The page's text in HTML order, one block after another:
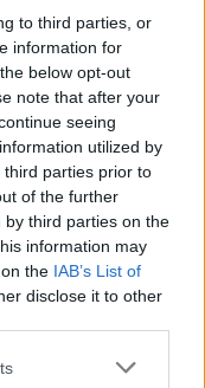
to third parties, or
information for
below opt-out
note that after your
seeing
utilized by
parties prior to
of the further
third parties on the
information may
the IAB’s List of
disclose it to other
a Csík körzeti
meccsekkel
VSK
magyar sajtó,
hévvel épül a